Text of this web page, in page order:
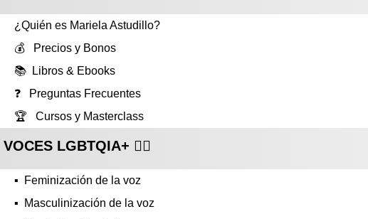
¿Quién es Mariela Astudillo?
💰 Precios y Bonos
📚 Libros & Ebooks
❓ Preguntas Frecuentes
🏆 Cursos y Masterclass
VOCES LGBTQIA+ 🏳️‍🌈
▪️ Feminización de la voz
▪️ Masculinización de la voz